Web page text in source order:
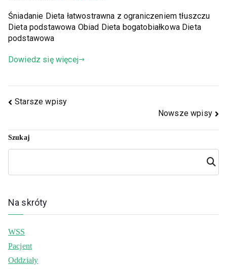
Śniadanie Dieta łatwostrawna z ograniczeniem tłuszczu
Dieta podstawowa Obiad Dieta bogatobiałkowa Dieta
podstawowa
Dowiedz się więcej
Starsze wpisy
Nowsze wpisy
Szukaj
Szuka
j
Na skróty
WSS
Pacjent
Oddziały